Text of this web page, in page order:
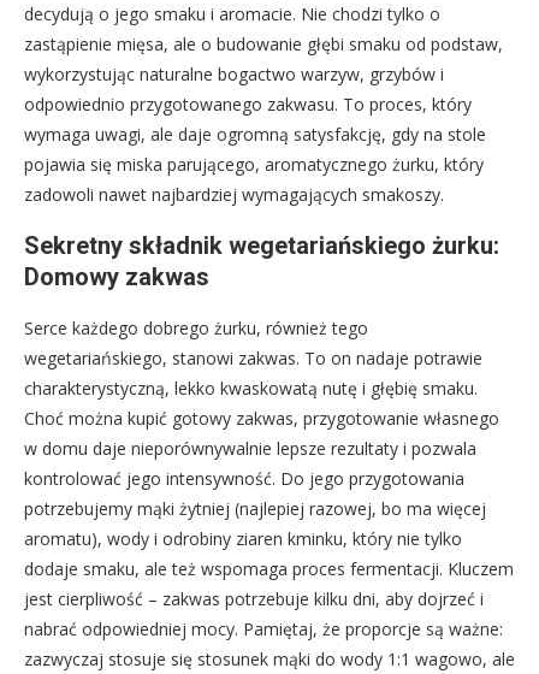
decydują o jego smaku i aromacie. Nie chodzi tylko o
zastąpienie mięsa, ale o budowanie głębi smaku od podstaw,
wykorzystując naturalne bogactwo warzyw, grzybów i
odpowiednio przygotowanego zakwasu. To proces, który
wymaga uwagi, ale daje ogromną satysfakcję, gdy na stole
pojawia się miska parującego, aromatycznego żurku, który
zadowoli nawet najbardziej wymagających smakoszy.
Sekretny składnik wegetariańskiego żurku:
Domowy zakwas
Serce każdego dobrego żurku, również tego
wegetariańskiego, stanowi zakwas. To on nadaje potrawie
charakterystyczną, lekko kwaskowatą nutę i głębię smaku.
Choć można kupić gotowy zakwas, przygotowanie własnego
w domu daje nieporównywalnie lepsze rezultaty i pozwala
kontrolować jego intensywność. Do jego przygotowania
potrzebujemy mąki żytniej (najlepiej razowej, bo ma więcej
aromatu), wody i odrobiny ziaren kminku, który nie tylko
dodaje smaku, ale też wspomaga proces fermentacji. Kluczem
jest cierpliwość – zakwas potrzebuje kilku dni, aby dojrzeć i
nabrać odpowiedniej mocy. Pamiętaj, że proporcje są ważne:
zazwyczaj stosuje się stosunek mąki do wody 1:1 wagowo, ale